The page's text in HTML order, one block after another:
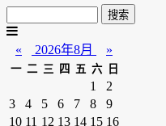
« 2026年8月 »
一 二 三 四 五 六 日
1
2
3
4 5 6 7 8
9
10 11 12 13 14 15 16